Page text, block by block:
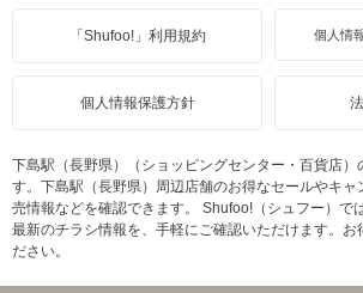
「Shufoo!」利用規約 個人情
個人情報保護方針
下島駅（長野県）（ショッピングセンター・百貨店）
す。下島駅（長野県）周辺店舗のお得なセールやキ
売情報などを確認できます。 Shufoo!（シュフー）で
最新のチラシ情報を、手軽にご確認いただけます。お
ださい。